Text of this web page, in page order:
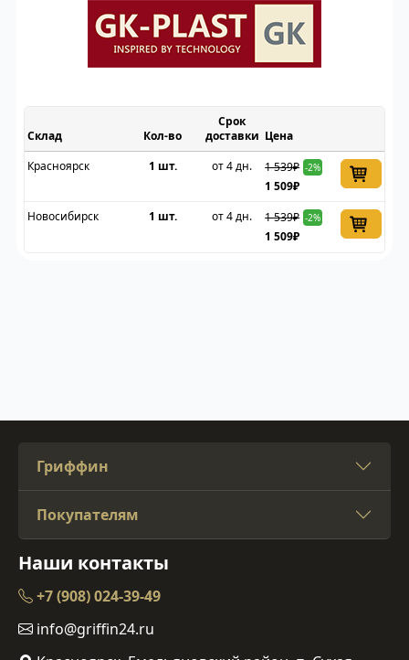
Склад
Срок
доставки Цена
Красноярск
1 шт. от 4 дн. 1 539₽ -2%
1 509₽
Новосибирск
1 шт. от 4 дн. 1 539₽ -2%
1 509₽
Гриффин
Покупателям
Наши контакты
+7 (908) 024-39-49
info@griffin24.ru